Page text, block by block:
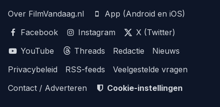
Over FilmVandaag.nl
App (Android en iOS)
Facebook
Instagram
X (Twitter)
YouTube
Threads Redactie
Nieuws
Privacybeleid
RSS-feeds
Veelgestelde vragen
Contact / Adverteren
Cookie-instellingen